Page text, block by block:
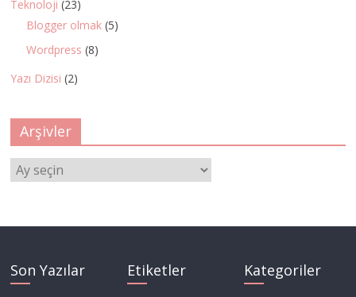
Teknoloji (23)
Blogger olmak (5)
Wordpress (8)
Yazı Dizisi (2)
Arşivler
Arşivler
Son Yazılar Etiketler Kategoriler